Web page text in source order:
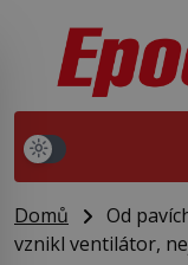
Domů
Od
vznikl ventilátor,